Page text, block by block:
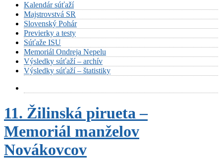
Kalendár súťaží
Majstrovstvá SR
Slovenský Pohár
Previerky a testy
Súťaže ISU
Memoriál Ondreja Nepelu
Výsledky súťaží – archív
Výsledky súťaží – štatistiky
11. Žilinská pirueta –
Memoriál manželov
Novákovcov